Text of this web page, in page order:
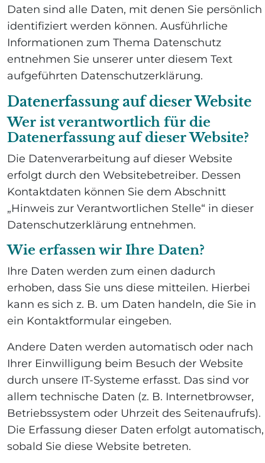
Daten sind alle Daten, mit denen Sie persönlich
identifiziert werden können. Ausführliche
Informationen zum Thema Datenschutz
entnehmen Sie unserer unter diesem Text
aufgeführten Datenschutzerklärung.
Datenerfassung auf dieser Website
Wer ist verantwortlich für die
Datenerfassung auf dieser Website?
Die Datenverarbeitung auf dieser Website
erfolgt durch den Websitebetreiber. Dessen
Kontaktdaten können Sie dem Abschnitt
„Hinweis zur Verantwortlichen Stelle“ in dieser
Datenschutzerklärung entnehmen.
Wie erfassen wir Ihre Daten?
Ihre Daten werden zum einen dadurch
erhoben, dass Sie uns diese mitteilen. Hierbei
kann es sich z. B. um Daten handeln, die Sie in
ein Kontaktformular eingeben.
Andere Daten werden automatisch oder nach
Ihrer Einwilligung beim Besuch der Website
durch unsere IT-Systeme erfasst. Das sind vor
allem technische Daten (z. B. Internetbrowser,
Betriebssystem oder Uhrzeit des Seitenaufrufs).
Die Erfassung dieser Daten erfolgt automatisch,
sobald Sie diese Website betreten.